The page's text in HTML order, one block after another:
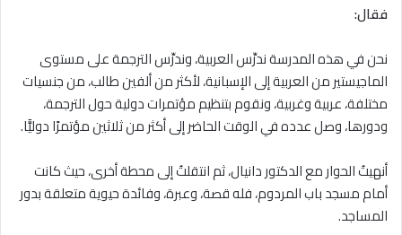
فقال:
نحن في هذه المدرسة ندرِّس العربية، وندرِّس الترجمة على مستوى
الماجيستير من العربية إلى الإسبانية، لأكثر من ألفين طالب، من جنسيات
مختلفة، عربية وغربية، ونقوم بتنظيم مؤتمرات دولية حول الترجمة،
ودورها، وصل عدده في الوقت الحاضر إلى أكثر من ثلاثين مؤتمرًا دوليًّا.
أنهيتُ الحوار مع الدكتور دانيال، ثم انتقلتُ إلى محطة أخرى، حيث كانت
أمام مسجد باب المردوم، فله قصة، وعبرة، وفائدة حيوية متعلقة بدور
المساجد.